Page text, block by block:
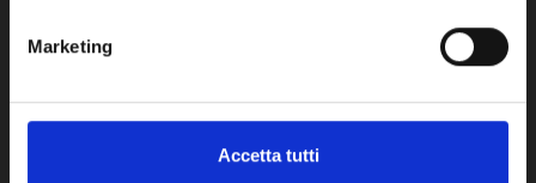
Marketing
Accetta tutti
FG1B 50 - MOFG50VE
DISPONIBILITÀ DA VERIFICARE